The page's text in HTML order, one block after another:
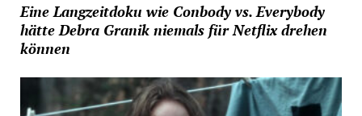
Eine Langzeitdoku wie Conbody vs. Everybody
hätte Debra Granik niemals für Netflix drehen
können